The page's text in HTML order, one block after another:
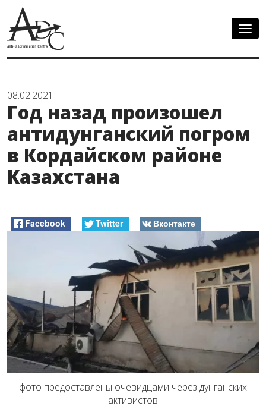
08.02.2021
Год назад произошел
антидунганский погром
в Кордайском районе
Казахстана
Facebook Twitter Вконтакте
фото предоставлены очевидцами через дунганских
активистов